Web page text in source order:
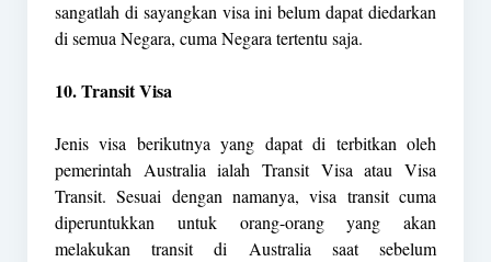
sangatlah di sayangkan visa ini belum dapat diedarkan
di semua Negara, cuma Negara tertentu saja.
10. Transit Visa
Jenis visa berikutnya yang dapat di terbitkan oleh
pemerintah Australia ialah Transit Visa atau Visa
Transit. Sesuai dengan namanya, visa transit cuma
diperuntukkan untuk orang-orang yang akan
melakukan transit di Australia saat sebelum